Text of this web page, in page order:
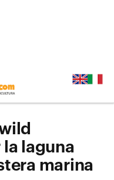
la laguna
marina